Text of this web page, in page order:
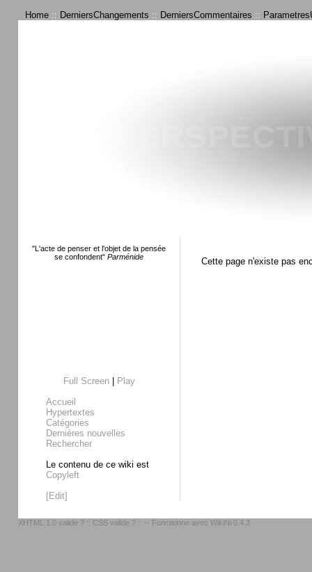
Home :: DerniersChangements :: DerniersCommentaires ::
"L'acte de penser et l'objet de la pensée
se confondent" Parménide
Full Screen|
Play
Accueil
Hypertextes
Catégories
Dernières nouvelles
Rechercher
Le contenu de ce wiki est
Copyleft
[Edit]
Cette page n'existe pas
XHTML 1.0 valide ? :: CSS valide ? :: -- Fonctionne avec WikiNi 0.4.3